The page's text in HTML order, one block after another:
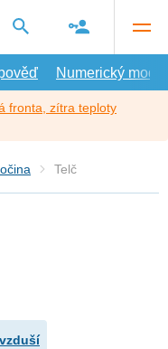
Numerický model
fronta, zítra teploty
Telč